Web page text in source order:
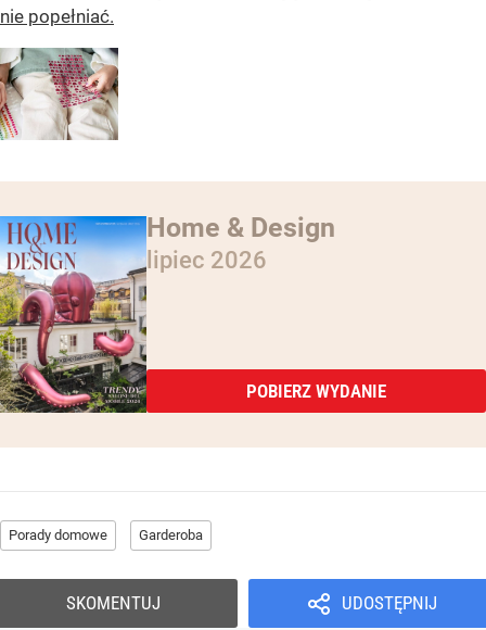
nie popełniać.
Home & Design
lipiec 2026
POBIERZ WYDANIE
Porady domowe Garderoba
UDOSTĘPNIJ
SKOMENTUJ